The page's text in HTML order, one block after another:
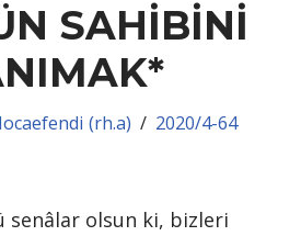
SAHİBİNİ
(rh.a) 2020/4-64
senâlar olsun ki, bizleri